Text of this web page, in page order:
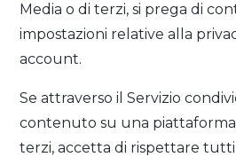
Media o di terzi, si prega di
impostazioni relative alla
account.
Se attraverso il Servizio
contenuto su una piattaforma
terzi, accetta di rispettare tutti